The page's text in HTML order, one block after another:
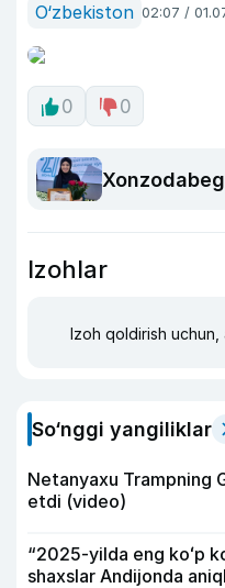
O‘zbekiston 02:07 /
0 0
Izohlar
Izoh qoldirish uchun,
So‘nggi yangiliklar
Netanyaxu Trampning
etdi (video)
“2025-yilda eng koʻp
shaxslar Andijonda